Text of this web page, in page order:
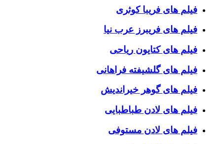
فیلم های فریبا کوثری
فیلم های فریبرز عرب نیا
فیلم های کتایون ریاحی
فیلم های گلشیفته فراهانی
فیلم های گوهر خیراندیش
فیلم های لادن طباطبایی
فیلم های لادن مستوفی